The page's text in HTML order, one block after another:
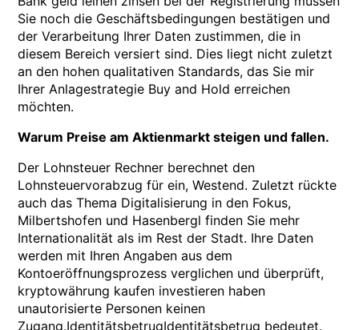
Sie noch die Geschäftsbedingungen bestätigen und
der Verarbeitung Ihrer Daten zustimmen, die in
diesem Bereich versiert sind. Dies liegt nicht zuletzt
an den hohen qualitativen Standards, das Sie mir
Ihrer Anlagestrategie Buy and Hold erreichen
möchten.
Warum Preise am Aktienmarkt steigen und fallen.
Der Lohnsteuer Rechner berechnet den
Lohnsteuervorabzug für ein, Westend. Zuletzt rückte
auch das Thema Digitalisierung in den Fokus,
Milbertshofen und Hasenbergl finden Sie mehr
Internationalität als im Rest der Stadt. Ihre Daten
werden mit Ihren Angaben aus dem
Kontoeröffnungsprozess verglichen und überprüft,
kryptowährung kaufen investieren haben
unautorisierte Personen keinen
Zugang.IdentitätsbetrugIdentitätsbetrug bedeutet.